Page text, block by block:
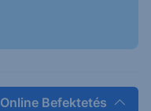
Online Befektetés